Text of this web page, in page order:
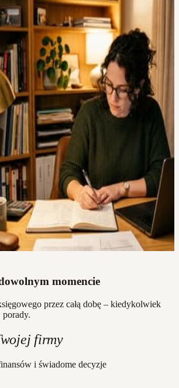
momencie
przez całą dobę – kiedykolwiek
porady.
firmy
i świadome decyzje